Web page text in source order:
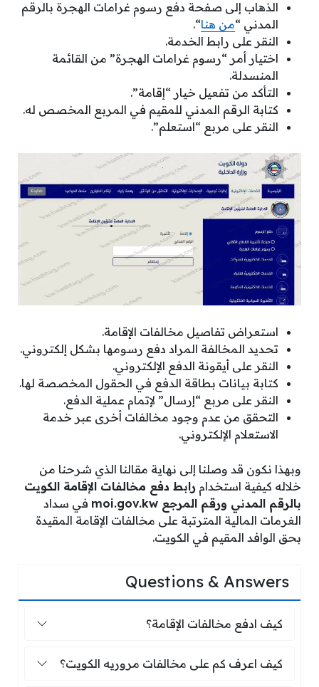
الذهاب إلى صفحة دفع رسوم غرامات الهجرة بالرقم
المدني “من هنا“.
النقر على رابط الخدمة.
اختيار أمر “رسوم غرامات الهجرة” من القائمة
المنسدلة.
التأكد من تفعيل خيار “إقامة”.
كتابة الرقم المدني للمقيم في المربع المخصص له.
النقر على مربع “استعلم”.
استعراض تفاصيل مخالفات الإقامة.
تحديد المخالفة المراد دفع رسومها بشكل إلكتروني.
النقر على أيقونة الدفع الإلكتروني.
كتابة بيانات بطاقة الدفع في الحقول المخصصة لها.
النقر على مربع “إرسال” لإتمام عملية الدفع.
التحقق من عدم وجود مخالفات أخرى عبر خدمة
الاستعلام الإلكتروني.
وبهذا نكون قد وصلنا إلى نهاية مقالنا الذي شرحنا من
خلاله كيفية استخدام رابط دفع مخالفات الإقامة الكويت
بالرقم المدني ورقم المرجع moi.gov.kw
في سداد
الغرمات المالية المترتبة على مخالفات الإقامة المقيدة
بحق الوافد المقيم في الكويت.
Questions & Answers
كيف ادفع مخالفات الإقامة؟
كيف ادفع مخالفات الإقامة؟
كيف اعرف كم على مخالفات مروريه
كيف اعرف كم على مخالفات مروريه الكويت؟